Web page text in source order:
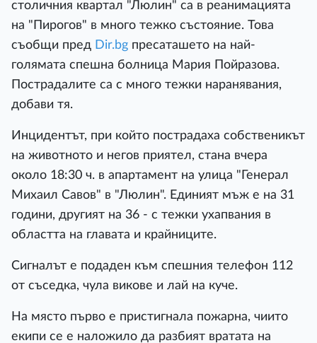
столичния квартал "Люлин" са в реанимацията
на "Пирогов" в много тежко състояние. Това
съобщи пред Dir.bg пресаташето на най-
голямата спешна болница Мария Пойразова.
Пострадалите са с много тежки наранявания,
добави тя.
Инцидентът, при който пострадаха собственикът
на животното и негов приятел, стана вчера
около 18:30 ч. в апартамент на улица "Генерал
Михаил Савов" в "Люлин". Единият мъж е на 31
години, другият на 36 - с тежки ухапвания в
областта на главата и крайниците.
Сигналът е подаден към спешния телефон 112
от съседка, чула викове и лай на куче.
На място първо е пристигнала пожарна, чиито
екипи се е наложило да разбият вратата на